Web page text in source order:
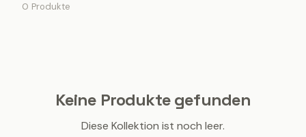
0 Produkte
Keine Produkte gefunden
Diese Kollektion ist noch leer.